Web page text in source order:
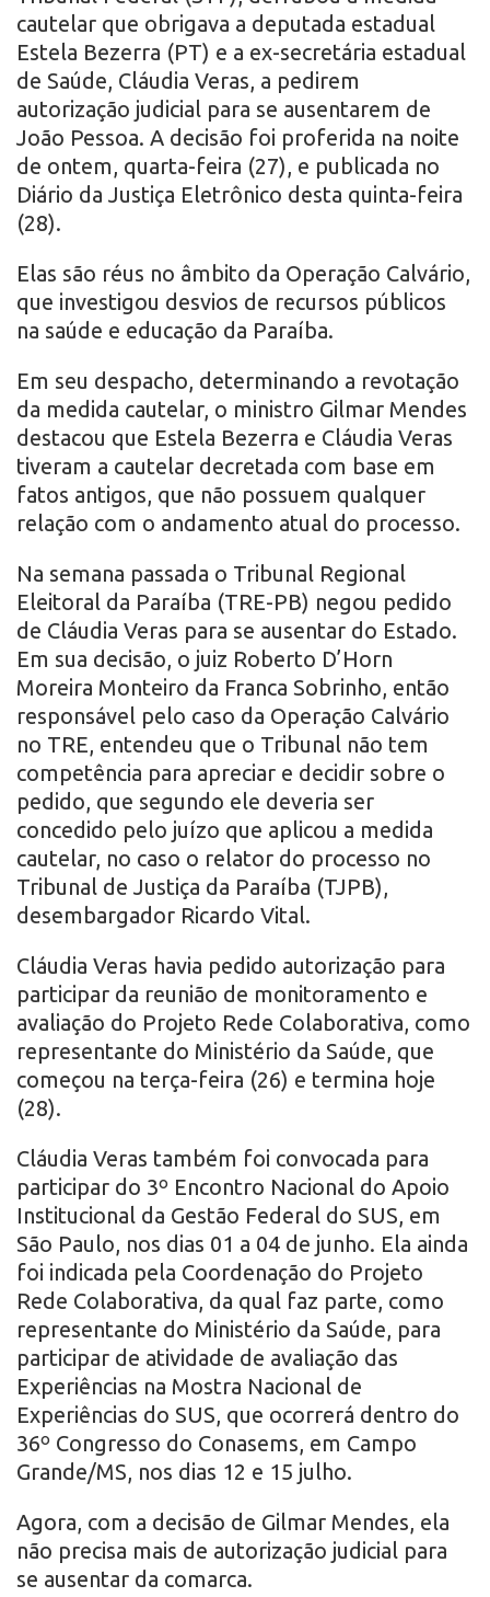
cautelar que obrigava a deputada estadual
Estela Bezerra (PT) e a ex-secretária estadual
de Saúde, Cláudia Veras, a pedirem
autorização judicial para se ausentarem de
João Pessoa. A decisão foi proferida na noite
de ontem, quarta-feira (27), e publicada no
Diário da Justiça Eletrônico desta quinta-feira
(28).
Elas são réus no âmbito da Operação Calvário,
que investigou desvios de recursos públicos
na saúde e educação da Paraíba.
Em seu despacho, determinando a revotação
da medida cautelar, o ministro Gilmar Mendes
destacou que Estela Bezerra e Cláudia Veras
tiveram a cautelar decretada com base em
fatos antigos, que não possuem qualquer
relação com o andamento atual do processo.
Na semana passada o Tribunal Regional
Eleitoral da Paraíba (TRE-PB) negou pedido
de Cláudia Veras para se ausentar do Estado.
Em sua decisão, o juiz Roberto D’Horn
Moreira Monteiro da Franca Sobrinho, então
responsável pelo caso da Operação Calvário
no TRE, entendeu que o Tribunal não tem
competência para apreciar e decidir sobre o
pedido, que segundo ele deveria ser
concedido pelo juízo que aplicou a medida
cautelar, no caso o relator do processo no
Tribunal de Justiça da Paraíba (TJPB),
desembargador Ricardo Vital.
Cláudia Veras havia pedido autorização para
participar da reunião de monitoramento e
avaliação do Projeto Rede Colaborativa, como
representante do Ministério da Saúde, que
começou na terça-feira (26) e termina hoje
(28).
Cláudia Veras também foi convocada para
participar do 3º Encontro Nacional do Apoio
Institucional da Gestão Federal do SUS, em
São Paulo, nos dias 01 a 04 de junho. Ela ainda
foi indicada pela Coordenação do Projeto
Rede Colaborativa, da qual faz parte, como
representante do Ministério da Saúde, para
participar de atividade de avaliação das
Experiências na Mostra Nacional de
Experiências do SUS, que ocorrerá dentro do
36º Congresso do Conasems, em Campo
Grande/MS, nos dias 12 e 15 julho.
Agora, com a decisão de Gilmar Mendes, ela
não precisa mais de autorização judicial para
se ausentar da comarca.